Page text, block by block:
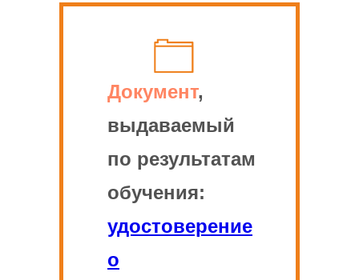
Документ,
выдаваемый
по результатам
обучения:
удостоверение
о